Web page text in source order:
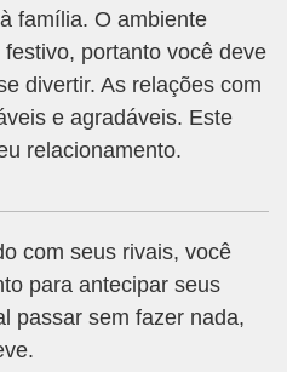
família. O ambiente
portanto você deve
divertir. As relações com
e agradáveis. Este
relacionamento.
com seus rivais, você
para antecipar seus
passar sem fazer nada,